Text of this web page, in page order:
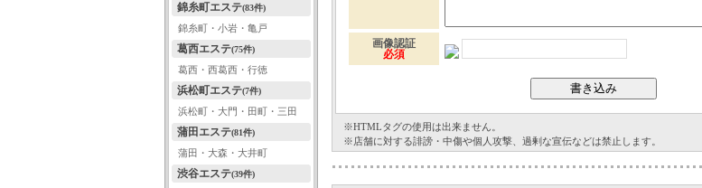
画像認証
必須
※HTMLタグの使用は出来ません。
※店舗に対する誹謗・中傷や個人攻撃、過剰な宣伝などは禁止します。
錦糸町エステ(83件)
錦糸町・小岩・亀戸
葛西エステ(75件)
葛西・西葛西・行徳
浜松町エステ(7件)
浜松町・大門・田町・三田
蒲田エステ(81件)
蒲田・大森・大井町
渋谷エステ(39件)